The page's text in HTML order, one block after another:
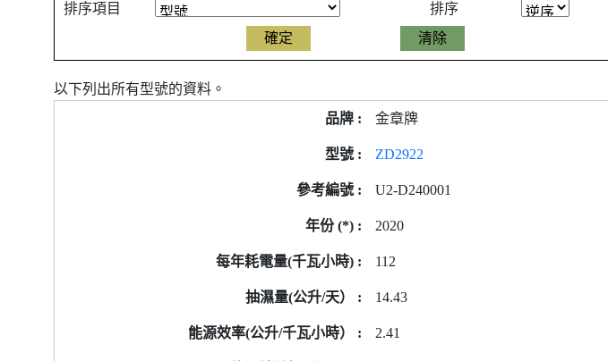
排序項目 排序
以下列出所有型號的資料。
金章牌
ZD2922
U2-D240001
2020
112
14.43
2.41